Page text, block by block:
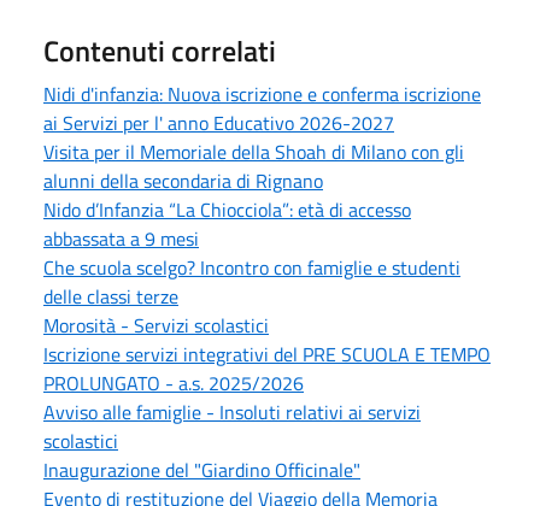
Contenuti correlati
Nidi d'infanzia: Nuova iscrizione e conferma iscrizione
ai Servizi per l' anno Educativo 2026-2027
Visita per il Memoriale della Shoah di Milano con gli
alunni della secondaria di Rignano
Nido d’Infanzia “La Chiocciola”: età di accesso
abbassata a 9 mesi
Che scuola scelgo? Incontro con famiglie e studenti
delle classi terze
Morosità - Servizi scolastici
Iscrizione servizi integrativi del PRE SCUOLA E TEMPO
PROLUNGATO - a.s. 2025/2026
Avviso alle famiglie - Insoluti relativi ai servizi
scolastici
Inaugurazione del "Giardino Officinale"
Evento di restituzione del Viaggio della Memoria